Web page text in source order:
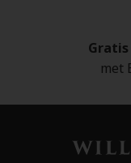
met